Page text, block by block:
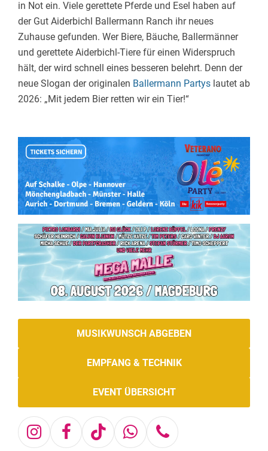
in Not ein. Viele gerettete Pferde und Esel haben auf
der Gut Aiderbichl Ballermann Ranch ihr neues
Zuhause gefunden. Wer Biere, Bäuche, Ballermänner
und gerettete Aiderbichl-Tiere für einen Widerspruch
hält, der wird schnell eines besseren belehrt. Denn der
neue Slogan der originalen Ballermann Partys lautet ab
2026: „Mit jedem Bier retten wir ein Tier!“
MUSIKWUNSCH ABGEBEN
EMPFANG & TECHNIK
EVENT ÜBERSICHT
Instagram
Facebook
TiktokWhatsapp
Telefon